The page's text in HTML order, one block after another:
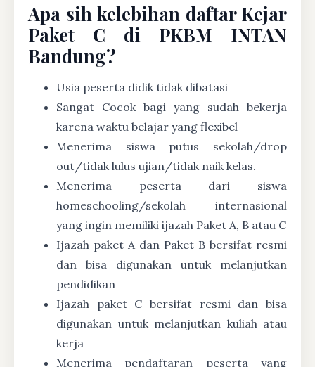
Apa sih kelebihan daftar Kejar
Paket C di PKBM INTAN
Bandung?
Usia peserta didik tidak dibatasi
Sangat Cocok bagi yang sudah bekerja
karena waktu belajar yang flexibel
Menerima siswa putus sekolah/drop
out/tidak lulus ujian/tidak naik kelas.
Menerima peserta dari siswa
homeschooling/sekolah internasional
yang ingin memiliki ijazah Paket A, B atau C
Ijazah paket A dan Paket B bersifat resmi
dan bisa digunakan untuk melanjutkan
pendidikan
Ijazah paket C bersifat resmi dan bisa
digunakan untuk melanjutkan kuliah atau
kerja
Menerima pendaftaran peserta yang